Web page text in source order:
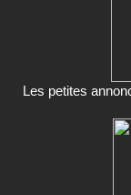
Les petites